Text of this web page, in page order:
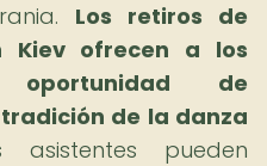
Los retiros de
Kiev ofrecen a los
de
de la danza
asistentes pueden